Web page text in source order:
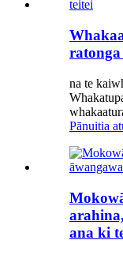
na te
Pānuitia
ana ki